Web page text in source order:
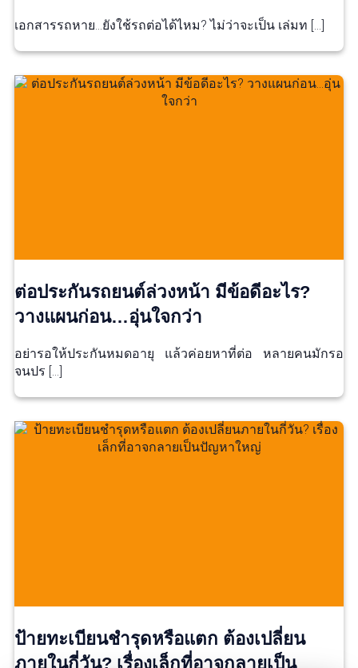
เอกสารรถหาย…ยังใช้รถต่อได้ไหม? ไม่ว่าจะเป็น เล่มท […]
ต่อประกันรถยนต์ล่วงหน้า มีข้อดีอะไร?
วางแผนก่อน…อุ่นใจกว่า
อย่ารอให้ประกันหมดอายุ แล้วค่อยหาที่ต่อ หลายคนมักรอ
จนปร […]
ป้ายทะเบียนชำรุดหรือแตก ต้องเปลี่ยน
ภายในกี่วัน? เรื่องเล็กที่อาจกลายเป็น